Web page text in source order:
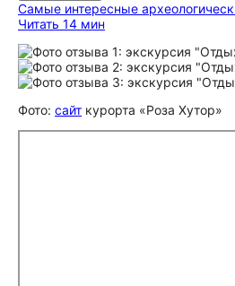
Самые интересные
Читать 14 мин
Фото: сайт курорта «Роза Хутор»